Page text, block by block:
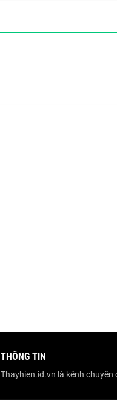
THÔNG TIN
Thayhien.id.vn là kênh chuyên